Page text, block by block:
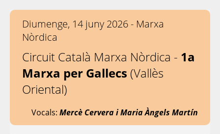
Diumenge, 14 juny 2026 - Marxa
Nòrdica
Circuit Català Marxa Nòrdica - 1a
Marxa per Gallecs (Vallès
Oriental)
Vocals: Mercè Cervera i Maria Àngels Martín